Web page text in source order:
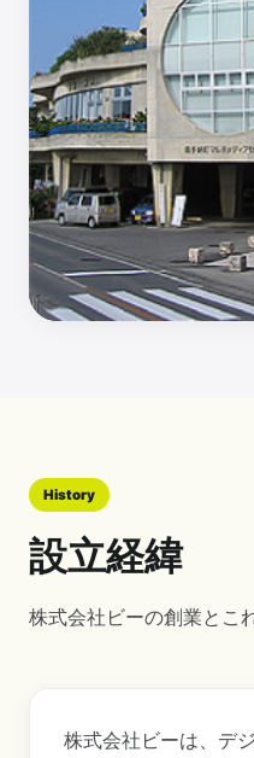
History
設立経緯
株式会社ビーの創業とこ
株式会社ビーは、デ